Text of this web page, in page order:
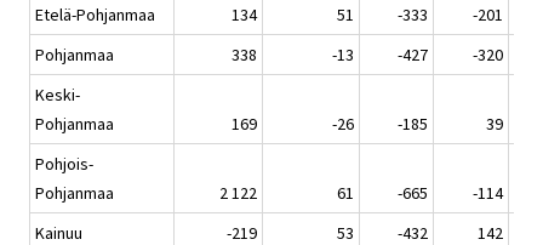
Etelä-Pohjanmaa
134 51 -333
-201
Pohjanmaa
338 -13 -427
-320
Keski-
Pohjanmaa
169 -26 -185
39
Pohjois-
Pohjanmaa
2 122 61 -665
-114
Kainuu
-219 53 -432
142